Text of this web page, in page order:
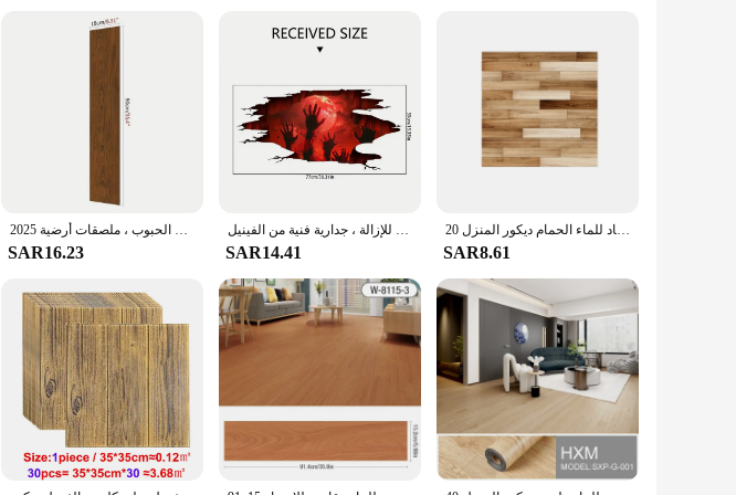
tiles are designed to be easily interchangeable, making it a breeze to replace individual tiles as
quality flooring solutions. Whether you're a homeowner looking to refresh your space or a
2025 جديد 1 قطعة ملصق أرضية الخشب الحبوب ، ملصقات أرضية PVC قابلة للتقشير واللصق ، أرضية سميكة غير لامعة من الفينيل مقاومة للماء ومضادة للانزلاق
SAR16.23
ملصق حائط ثلاثي الأبعاد لشبح اليد ، موضوع هالويل ، ملصق للسقف والأرضيات ، ديكور حفلات قابل للإزالة ، جدارية فنية من الفينيل
SAR14.41
20 قطعة ملصقات جدار تقليد الخشب الحبوب بلاط الطوب نمط ملصقات أرضية ذاتية اللصق ملصق مضاد للماء الحمام ديكور المنزل
SAR8.61